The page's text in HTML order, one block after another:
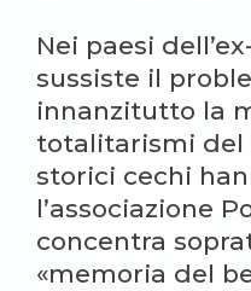
Nei paesi
sussiste il
innanzitutto la
totalitarismi del
storici cechi
l’associazione
concentra
«memoria del